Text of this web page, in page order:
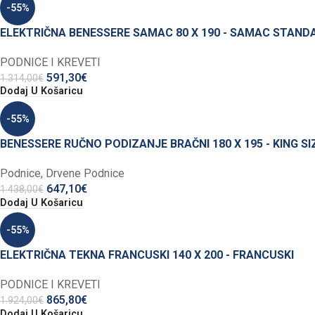
-55%
ELEKTRIČNA BENESSERE SAMAC 80 X 190 - SAMAC
PODNICE I KREVETI
1.314,00€ 591,30€
Dodaj U Košaricu
-55%
BENESSERE RUČNO PODIZANJE BRAČNI 180 X 195 - KING
Podnice, Drvene Podnice
1.438,00€ 647,10€
Dodaj U Košaricu
-55%
ELEKTRIČNA TEKNA FRANCUSKI 140 X 200 - FRANCUSKI
PODNICE I KREVETI
1.924,00€ 865,80€